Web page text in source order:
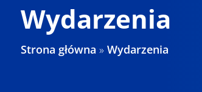
Wydarzenia
Strona główna »Wydarzenia